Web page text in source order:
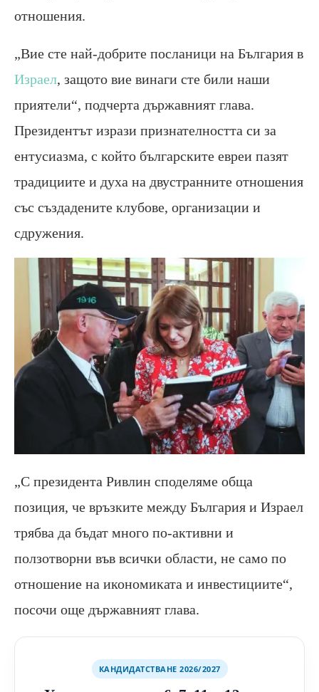
отношения.
„Вие сте най-добрите посланици на България в
Израел, защото вие винаги сте били наши
приятели“, подчерта държавният глава.
Президентът изрази признателността си за
ентусиазма, с който българските евреи пазят
традициите и духа на двустранните отношения
със създадените клубове, организации и
сдружения.
„С президента Ривлин споделяме обща
позиция, че връзките между България и Израел
трябва да бъдат много по-активни и
ползотворни във всички области, не само по
отношение на икономиката и инвестициите“,
посочи още държавният глава.
КАНДИДАТСТВАНЕ 2026/2027